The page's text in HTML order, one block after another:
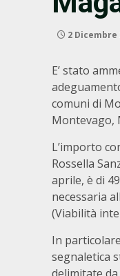
2 Dicembre
E’ stato
comuni di
Montevago,
L’importo
Rossella
aprile, è di
necessaria
(Viabilità
In
segnaletica